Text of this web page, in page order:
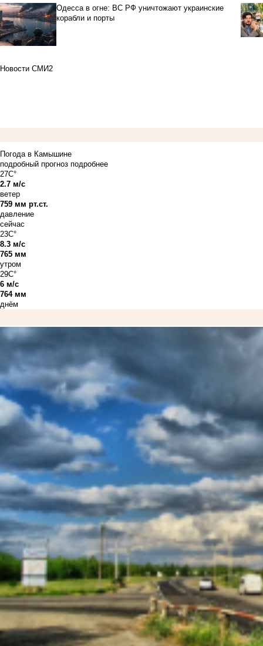
Одесса в огне: ВС РФ уничтожают украинские
корабли и порты
Новости СМИ2
Погода в Камышине
подробный прогноз подробнее
27C°
2.7 м/с
ветер
759 мм рт.ст.
давление
сейчас
23C°
8.3 м/с
765 мм
утром
29C°
6 м/с
764 мм
днём